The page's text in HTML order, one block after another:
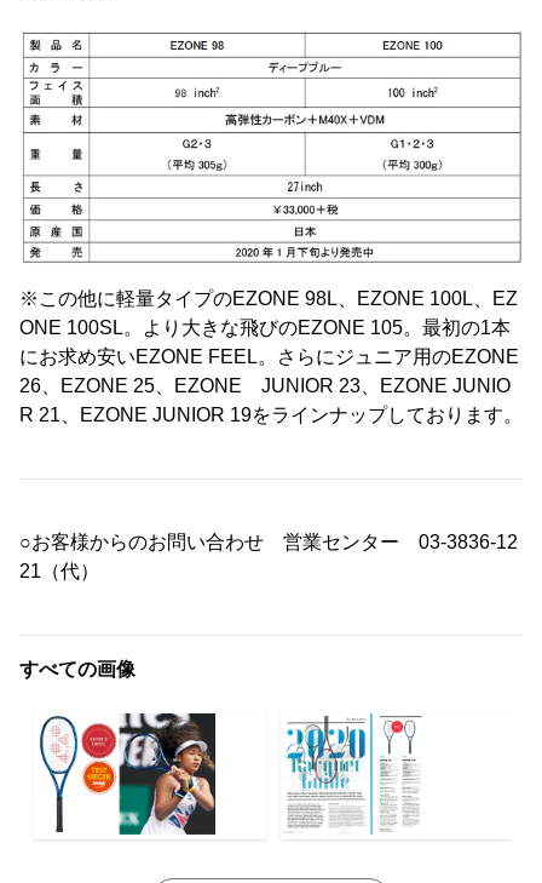
※この他に軽量タイプのEZONE 98L、EZONE 100L、EZ
ONE 100SL。より大きな飛びのEZONE 105。最初の1本
にお求め安いEZONE FEEL。さらにジュニア用のEZONE
26、EZONE 25、EZONE JUNIOR 23、EZONE JUNIO
R 21、EZONE JUNIOR 19をラインナップしております。
○お客様からのお問い合わせ 営業センター 03-3836-12
21（代）
すべての画像